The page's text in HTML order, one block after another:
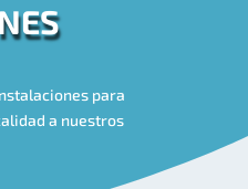
para
a nuestros